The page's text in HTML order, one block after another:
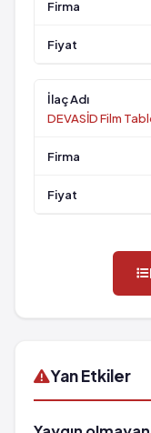
DEVASİD Film
Yan Etkiler